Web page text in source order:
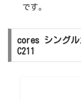
です。
cores シングル
C211